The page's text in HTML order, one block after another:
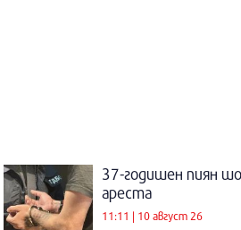
37-годишен пиян
ареста
11:11 | 10 август 26